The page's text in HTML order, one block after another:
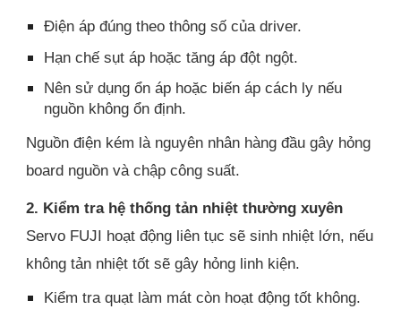
Điện áp đúng theo thông số của driver.
Hạn chế sụt áp hoặc tăng áp đột ngột.
Nên sử dụng ổn áp hoặc biến áp cách ly nếu
nguồn không ổn định.
Nguồn điện kém là nguyên nhân hàng đầu gây hỏng
board nguồn và chập công suất.
2. Kiểm tra hệ thống tản nhiệt thường xuyên
Servo FUJI hoạt động liên tục sẽ sinh nhiệt lớn, nếu
không tản nhiệt tốt sẽ gây hỏng linh kiện.
Kiểm tra quạt làm mát còn hoạt động tốt không.